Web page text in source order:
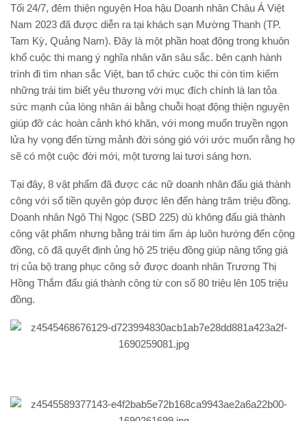
Tối 24/7, đêm thiện nguyện Hoa hậu Doanh nhân Châu Á Việt
Nam 2023 đã được diễn ra tại khách sạn Mường Thanh (TP.
Tam Kỳ, Quảng Nam). Đây là một phần hoạt động trong khuôn
khổ cuộc thi mang ý nghĩa nhân văn sâu sắc. bên cạnh hành
trình đi tìm nhan sắc Việt, ban tổ chức cuộc thi còn tìm kiếm
những trái tim biết yêu thương với mục đích chính là lan tỏa
sức mạnh của lòng nhân ái bằng chuỗi hoạt động thiện nguyện
giúp đỡ các hoàn cảnh khó khăn, với mong muốn truyền ngọn
lửa hy vọng đến từng mảnh đời sóng gió với ước muốn rằng họ
sẽ có một cuộc đời mới, một tương lai tươi sáng hơn.
Tại đây, 8 vật phẩm đã được các nữ doanh nhân đấu giá thành
công với số tiền quyên góp được lên đến hàng trăm triệu đồng.
Doanh nhân Ngô Thị Ngọc (SBD 225) dù không đấu giá thành
công vật phẩm nhưng bằng trái tim ấm áp luôn hướng đến cộng
đồng, cô đã quyết định ủng hộ 25 triệu đồng giúp nâng tổng giá
trị của bộ trang phục công sở được doanh nhân Trương Thị
Hồng Thắm đấu giá thành công từ con số 80 triệu lên 105 triệu
đồng.